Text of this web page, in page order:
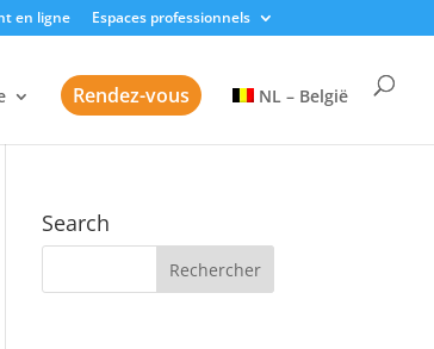
en ligne Espaces professionnels
Rendez-vous NL – België
Search